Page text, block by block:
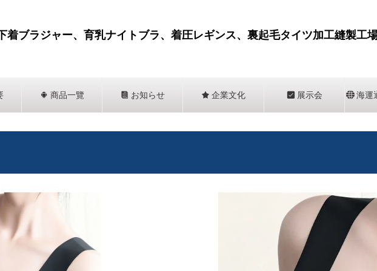
着ブラジャー、育乳ナイトブラ、着圧レギンス、裏起毛タイツ加工縫製工
끒 商品一覽 뀴 お知らせ 끄 企業文化 뀇 展示会 뀁 海運